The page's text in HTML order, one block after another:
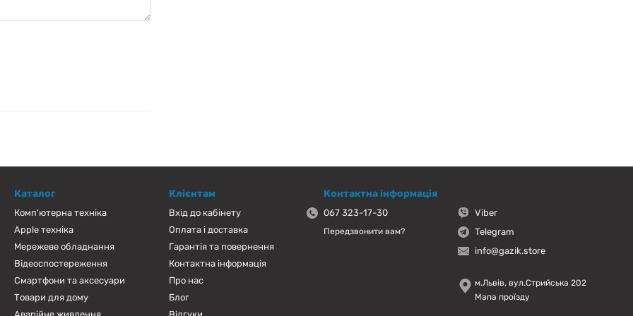
Каталог
Комп'ютерна техніка
Apple техніка
Мережеве обладнання
Відеоспостереження
Смартфони та аксесуари
Товари для дому
Клієнтам
Вхід до кабінету
Оплата і доставка
Гарантія та повернення
Контактна інформація
Про нас
Блог
Контактна інформація
067 323-17-30
Передзвонити вам?
Viber
Telegram
info@gazik.store
м.Львів, вул.Стрийська 202
Мапа проїзду